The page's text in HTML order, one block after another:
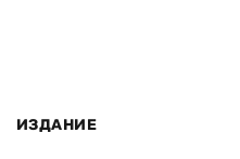
ИЗДАНИЕ